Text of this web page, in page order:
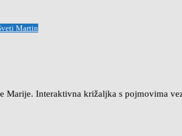
Martin
Marije. Interaktivna križaljka s pojmovima